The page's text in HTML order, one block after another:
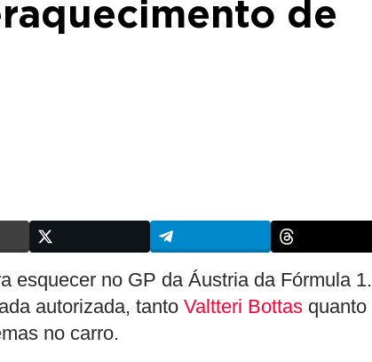
de
esquecer no GP da Áustria da Fórmula 1.
autorizada, tanto Valtteri Bottas quanto
no carro.